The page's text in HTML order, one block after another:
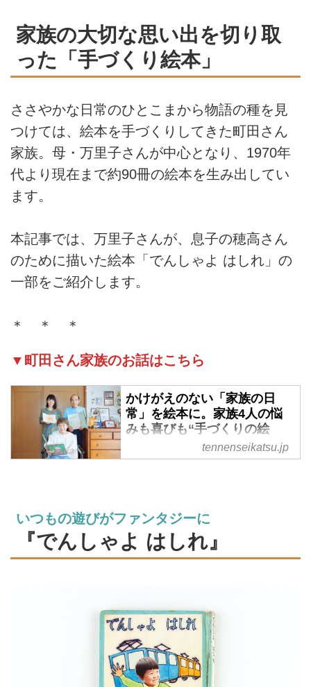
家族の大切な思い出を切り取
った「手づくり絵本」
ささやかな日常のひとこまから物語の種を見
つけては、絵本を手づくりしてきた町田さん
家族。母・万里子さんが中心となり、1970年
代より現在まで約90冊の絵本を生み出してい
ます。
本記事では、万里子さんが、息子の穂高さん
のために描いた絵本「でんしゃよ はしれ」の
一部をご紹介します。
＊ ＊ ＊
▼町田さん家族のお話はこちら
かけがえのない「家族の日
常」を絵本に。家族4人の悩
みも喜びも“手づくりの絵
本”に込めて半世紀。愛で紡ぐ
小さな幸せの物語／まちだフ
い上げ、絵と文を書き、製本をす
る。世界で1冊だけのオリジナル
絵本を、半世紀近くつくり続けて
きた家族を訪ねました。（『天然
tennenseikatsu.jp
いつもの遊びがファンタジーに
『でんしゃよ はしれ』